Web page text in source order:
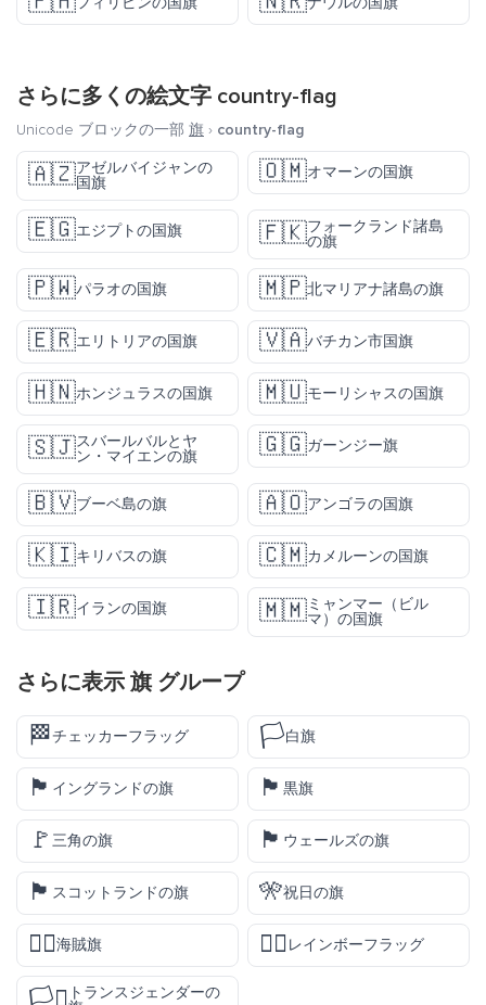
さらに多くの絵文字 country-flag
Unicode ブロックの一部 旗 › country-flag
🇦🇿アゼルバイジャンの
国旗
🇴🇲オマーンの国旗
🇪🇬エジプトの国旗 🇫🇰フォークランド諸島
の旗
🇵🇼パラオの国旗 🇲🇵北マリアナ諸島の旗
🇪🇷エリトリアの国旗 🇻🇦バチカン市国旗
🇭🇳ホンジュラスの国旗 🇲🇺モーリシャスの国旗
🇸🇯スバールバルとヤ
ン・マイエンの旗
🇬🇬ガーンジー旗
🇧🇻ブーベ島の旗 🇦🇴アンゴラの国旗
🇰🇮キリバスの旗 🇨🇲カメルーンの国旗
🇮🇷イランの国旗 🇲🇲ミャンマー（ビル
マ）の国旗
さらに表示 旗グループ
🏁チェッカーフラッグ 🏳️白旗
🏴󠁧󠁢󠁥󠁮󠁧󠁿 イングランドの旗 🏴 黒旗
🚩 三角の旗 🏴󠁧󠁢󠁷󠁬󠁳󠁿 ウェールズの旗
🏴󠁧󠁢󠁳󠁣󠁴󠁿 スコットランドの旗 🎌祝日の旗
🏴‍☠️海賊旗 🏳️‍🌈 レインボーフラッグ
トランスジェンダーの